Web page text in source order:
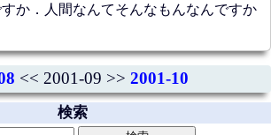
か．人間なんてそんなもんなんですか
<< 2001-09 >> 2001-10
検索